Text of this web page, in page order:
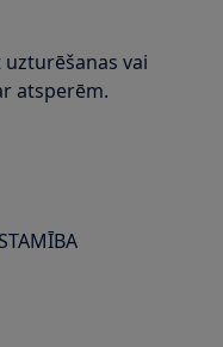
vai
atsperēm.